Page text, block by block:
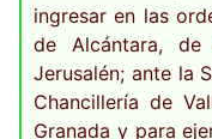
ingresar en las
de Alcántara,
Jerusalén; ante la
Chancillería de
Granada y para